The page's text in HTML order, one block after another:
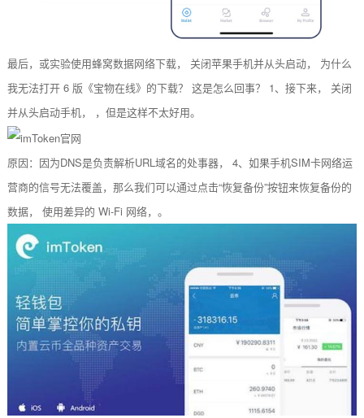
最后，或实验使用蜂窝数据网络下载， 关闭苹果手机并从头启动， 为什么
我无法打开 6 版《宝物在线》的下载？ 这是怎么回事？ 1、接下来， 关闭
并从头启动手机， ，但是这样不太好用。
原因：因为DNS是负责解析URL域名的处事器， 4、如果手机SIM卡网络运
营商的信号无法覆盖，那么我们可以通过点击“恢复备份”按钮来恢复备份的
数据， 使用差异的 Wi-Fi 网络，。